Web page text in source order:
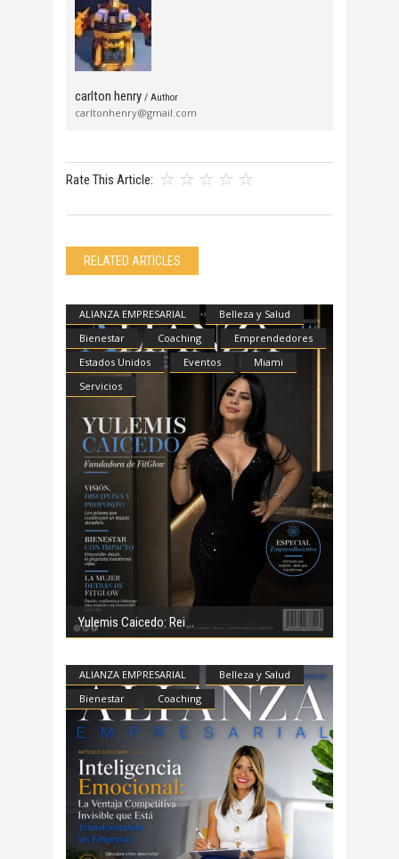
carlton henry / Author
carltonhenry@gmail.com
Rate This Article:
RELATED ARTICLES
ALIANZA EMPRESARIAL
Belleza y Salud
Bienestar
Coaching
Emprendedores
Estados Unidos
Eventos
Miami
Servicios
Yulemis Caicedo: Rei
ALIANZA EMPRESARIAL
Belleza y Salud
Bienestar
Coaching